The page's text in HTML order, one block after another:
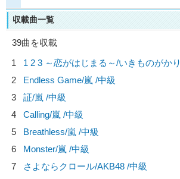
収載曲一覧
39曲を収載
1
1 2 3 ～恋がはじまる～/いきものがかり
2
Endless Game/嵐 /中級
3
証/嵐 /中級
4
Calling/嵐 /中級
5
Breathless/嵐 /中級
6
Monster/嵐 /中級
7
さよならクロール/AKB48 /中級